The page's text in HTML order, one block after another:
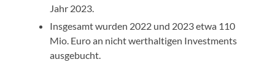
Jahr 2023.
Insgesamt wurden 2022 und 2023 etwa 110
Mio. Euro an nicht werthaltigen Investments
ausgebucht.